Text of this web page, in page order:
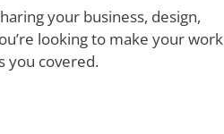
your business, design,
looking to make your work
you covered.